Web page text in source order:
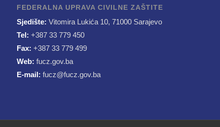
FEDERALNA UPRAVA CIVILNE ZAŠTITE
Sjedište: Vitomira Lukića 10, 71000 Sarajevo
Tel: +387 33 779 450
Fax: +387 33 779 499
Web: fucz.gov.ba
E-mail: fucz@fucz.gov.ba